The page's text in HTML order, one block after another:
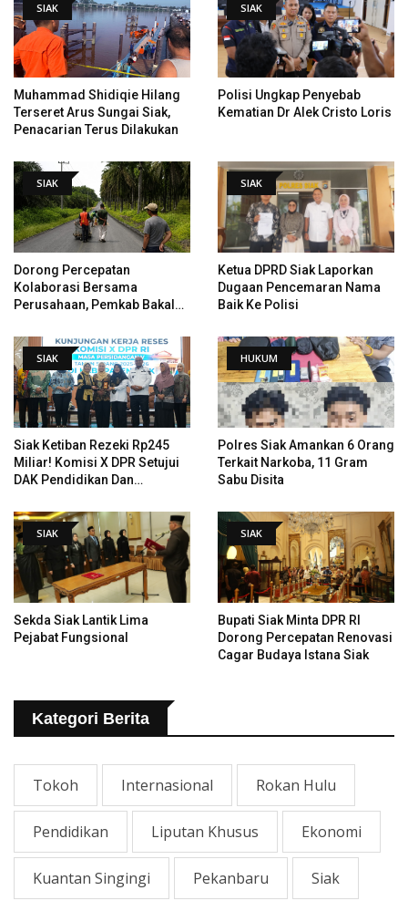
SIAK
Muhammad Shidiqie Hilang
Terseret Arus Sungai Siak,
Penacarian Terus Dilakukan
SIAK
Polisi Ungkap Penyebab
Kematian Dr Alek Cristo Loris
SIAK
Dorong Percepatan
Kolaborasi Bersama
Perusahaan, Pemkab Bakal
Rawa Yang Rusak
SIAK
Ketua DPRD Siak Laporkan
Dugaan Pencemaran Nama
Baik Ke Polisi
SIAK
Siak Ketiban Rezeki Rp245
Miliar! Komisi X DPR Setujui
DAK Pendidikan Dan
HUKUM
Polres Siak Amankan 6 Orang
Terkait Narkoba, 11 Gram
Sabu Disita
SIAK
Sekda Siak Lantik Lima
Pejabat Fungsional
SIAK
Bupati Siak Minta DPR RI
Dorong Percepatan Renovasi
Cagar Budaya Istana Siak
Kategori Berita
Tokoh Internasional Rokan Hulu
Pendidikan Liputan Khusus Ekonomi
Kuantan Singingi Pekanbaru Siak